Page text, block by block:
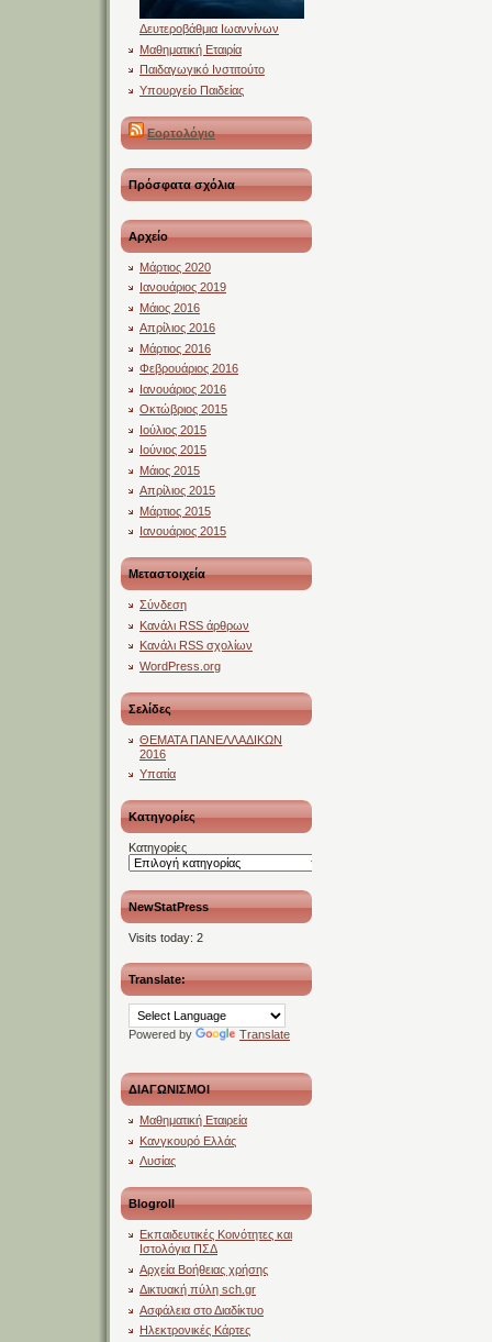
Δευτεροβάθμια Ιωαννίνων
Μαθηματική Εταιρία
Παιδαγωγικό Ινστιτούτο
Υπουργείο Παιδείας
Εορτολόγιο
Πρόσφατα σχόλια
Αρχείο
Μάρτιος 2020
Ιανουάριος 2019
Μάιος 2016
Απρίλιος 2016
Μάρτιος 2016
Φεβρουάριος 2016
Ιανουάριος 2016
Οκτώβριος 2015
Ιούλιος 2015
Ιούνιος 2015
Μάιος 2015
Απρίλιος 2015
Μάρτιος 2015
Ιανουάριος 2015
Μεταστοιχεία
Σύνδεση
Κανάλι RSS άρθρων
Κανάλι RSS σχολίων
WordPress.org
Σελίδες
ΘΕΜΑΤΑ ΠΑΝΕΛΛΑΔΙΚΩΝ
2016
Υπατία
Kατηγορίες
Kατηγορίες
NewStatPress
Visits today: 2
Translate:
Powered by Translate
ΔΙΑΓΩΝΙΣΜΟΙ
Μαθηματική Εταιρεία
Κανγκουρό Ελλάς
Λυσίας
Blogroll
Εκπαιδευτικές Κοινότητες και
Ιστολόγια ΠΣΔ
Αρχεία Βοήθειας χρήσης
Δικτυακή πύλη sch.gr
Ασφάλεια στο Διαδίκτυο
Ηλεκτρονικές Κάρτες